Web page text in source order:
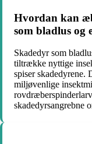
Hvordan kan
som bladlus og
Skadedyr som
tiltrække nyttige
spiser skadedyrene.
miljøvenlige
skadedyrsangrebne